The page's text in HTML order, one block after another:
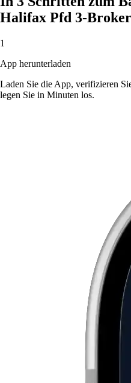
Halifax Pfd 3-
1
App herunterladen
Laden Sie die App, verifizieren
legen Sie in Minuten los.